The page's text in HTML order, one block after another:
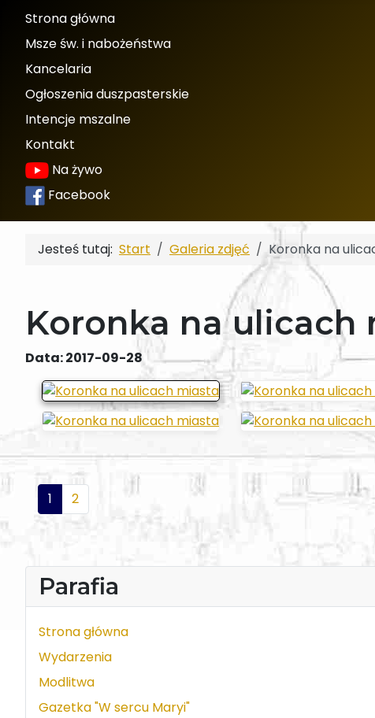
Strona główna
Msze św. i nabożeństwa
Kancelaria
Ogłoszenia duszpasterskie
Intencje mszalne
Kontakt
Na żywo
Facebook
Parafia
Strona główna
Wydarzenia
Modlitwa
Gazetka "W sercu Maryi"
Jesteś tutaj: Start Galeria zdjęć Koronka na
Koronka na ulicach
Data: 2017-09-28
1 2